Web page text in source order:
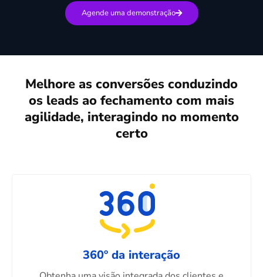
Agende uma demonstração
Melhore as conversões conduzindo
os leads ao fechamento com mais
agilidade, interagindo no momento
certo
360º da interação